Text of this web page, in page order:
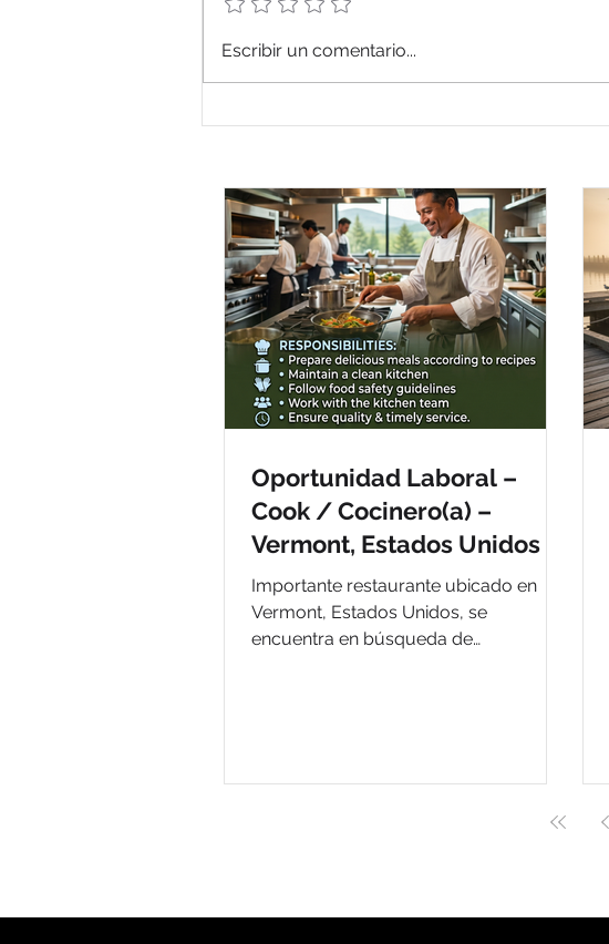
Escribir un comentario...
Oportunidad Laboral –
Cook / Cocinero(a) –
Vermont, Estados Unidos
Importante restaurante ubicado en
Vermont, Estados Unidos, se
encuentra en búsqueda de